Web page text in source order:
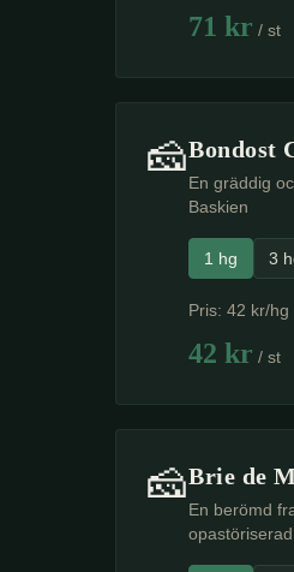
71 kr / st
🧀Bondost
En gräddig
Baskien
1 hg 3
Pris: 42 kr/hg
42 kr / st
🧀Brie de
En berömd